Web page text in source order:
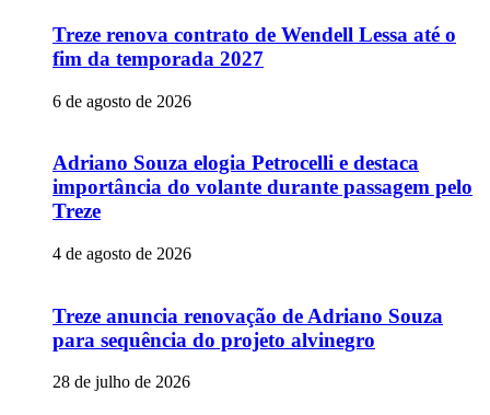
Treze renova contrato de Wendell Lessa até o
fim da temporada 2027
6 de agosto de 2026
Adriano Souza elogia Petrocelli e destaca
importância do volante durante passagem pelo
Treze
4 de agosto de 2026
Treze anuncia renovação de Adriano Souza
para sequência do projeto alvinegro
28 de julho de 2026